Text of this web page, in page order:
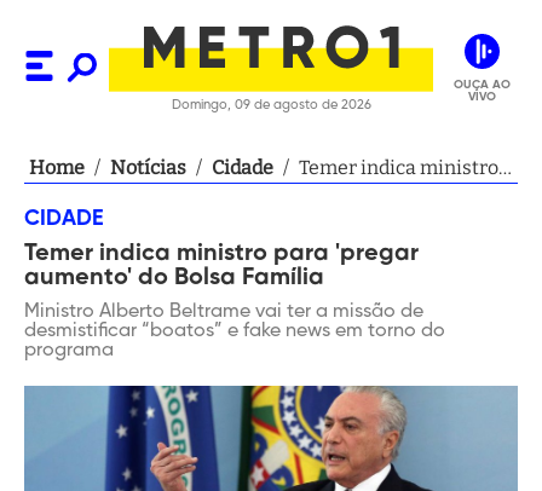
Domingo, 09 de agosto de 2026
OUÇA AO
VIVO
Home / Notícias / Cidade / Temer indica ministro
CIDADE
Temer indica ministro para 'pregar
aumento' do Bolsa Família
Ministro Alberto Beltrame vai ter a missão de
desmistificar “boatos” e fake news em torno do
programa